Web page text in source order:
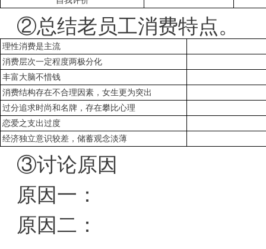
②总结老员工消费特点。
理性消费是主流
消费层次一定程度两极分化
丰富大脑不惜钱
消费结构存在不合理因素，女生更为突出
过分追求时尚和名牌，存在攀比心理
恋爱之支出过度
经济独立意识较差，储蓄观念淡薄
③讨论原因
原因一­­­­­­­­­­­­­：­­­­­­
原因二：